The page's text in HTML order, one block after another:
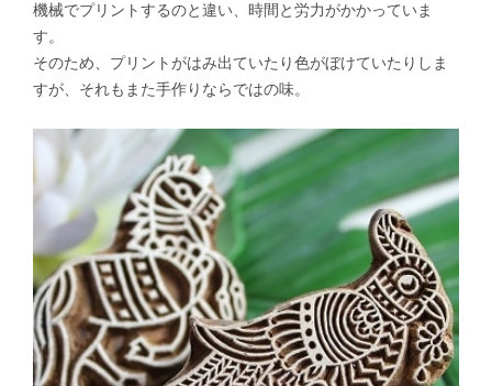
機械でプリントするのと違い、時間と労力がかかっていま
す。
そのため、プリントがはみ出ていたり色がぼけていたりしま
すが、それもまた手作りならではの味。